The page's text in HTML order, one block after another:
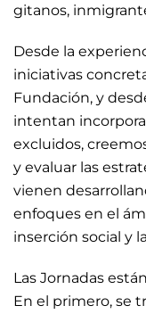
gitanos,
Desde la
iniciativas
Fundación, y
intentan
excluidos,
y evaluar las
vienen
enfoques en el
inserción social y
Las Jornadas
En el primero, se